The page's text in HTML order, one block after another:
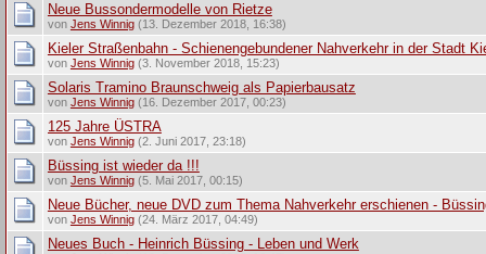
Neue Bussondermodelle von Rietze
von Jens Winnig(13. Dezember 2018, 16:38)
Kieler Straßenbahn - Schienengebundener Nahverkehr in der Stadt
von Jens Winnig(3. November 2018, 15:23)
Solaris Tramino Braunschweig als Papierbausatz
von Jens Winnig(16. Dezember 2017, 00:23)
125 Jahre ÜSTRA
von Jens Winnig(2. Juni 2017, 23:18)
Büssing ist wieder da !!!
von Jens Winnig(5. Mai 2017, 00:15)
Neue Bücher, neue DVD zum Thema Nahverkehr erschienen -
von Jens Winnig(24. März 2017, 04:49)
Neues Buch - Heinrich Büssing - Leben und Werk